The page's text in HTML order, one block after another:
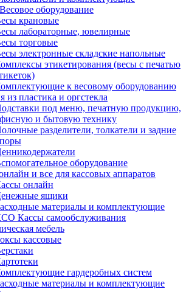
оборудование
крановые
лабораторные, ювелирные
торговые
электронные складские напольные
этикетирования (весы с печатью
к весовому оборудованию
из пластика и оргстекла
под меню, печатную продукцию,
и бытовую технику
разделители, толкатели и задние
оборудование
и все для кассовых аппаратов
онлайн
ящики
материалы и комплектующие
Кассы самообслуживания
мебель
кассовые
гардеробных систем
материалы и комплектующие